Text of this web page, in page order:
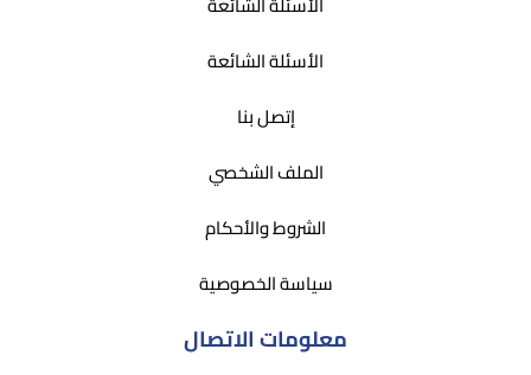
الأسئلة الشائعة
إتصل بنا
الملف الشخصي
الشروط والأحكام
سياسة الخصوصية
معلومات الاتصال